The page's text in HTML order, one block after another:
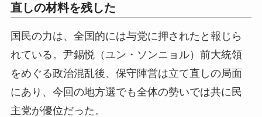
直しの材料を残した
国民の力は、全国的には与党に押されたと報じら
れている。尹錫悦（ユン・ソンニョル）前大統領
をめぐる政治混乱後、保守陣営は立て直しの局面
にあり、今回の地方選でも全体の勢いでは共に民
主党が優位だった。